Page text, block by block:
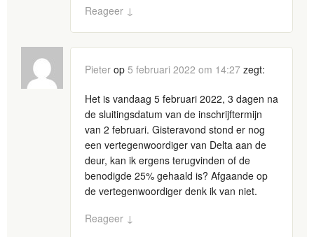
Reageer ↓
Pieter op 5 februari 2022 om 14:27 zegt:
Het is vandaag 5 februari 2022, 3 dagen na
de sluitingsdatum van de inschrijftermijn
van 2 februari. Gisteravond stond er nog
een vertegenwoordiger van Delta aan de
deur, kan ik ergens terugvinden of de
benodigde 25% gehaald is? Afgaande op
de vertegenwoordiger denk ik van niet.
Reageer ↓